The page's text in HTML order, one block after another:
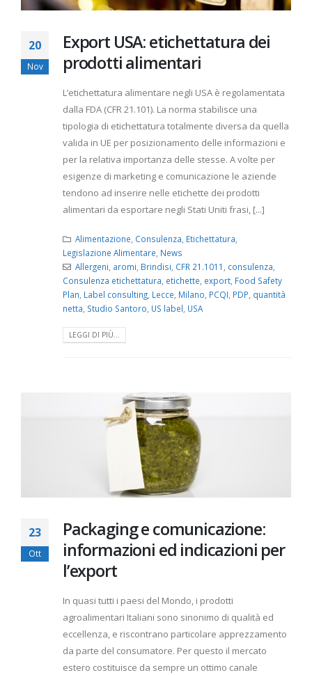
20
Nov
Export USA: etichettatura dei
prodotti alimentari
L’etichettatura alimentare negli USA è regolamentata
dalla FDA (CFR 21.101). La norma stabilisce una
tipologia di etichettatura totalmente diversa da quella
valida in UE per posizionamento delle informazioni e
per la relativa importanza delle stesse. A volte per
esigenze di marketing e comunicazione le aziende
tendono ad inserire nelle etichette dei prodotti
alimentari da esportare negli Stati Uniti frasi, [...]
Alimentazione, Consulenza, Etichettatura,
Legislazione Alimentare, News
Allergeni, aromi, Brindisi, CFR 21.1011 , consulenza,
Consulenza etichettatura, etichette, export, Food Safety
Plan, Label consulting, Lecce, Milano, PCQI, PDP, quantità
netta, Studio Santoro, US label, USA
LEGGI DI PIÙ...
23
Ott
Packaging e comunicazione:
informazioni ed indicazioni per
l’export
In quasi tutti i paesi del Mondo, i prodotti
agroalimentari Italiani sono sinonimo di qualità ed
eccellenza, e riscontrano particolare apprezzamento
da parte del consumatore. Per questo il mercato
estero costituisce da sempre un ottimo canale